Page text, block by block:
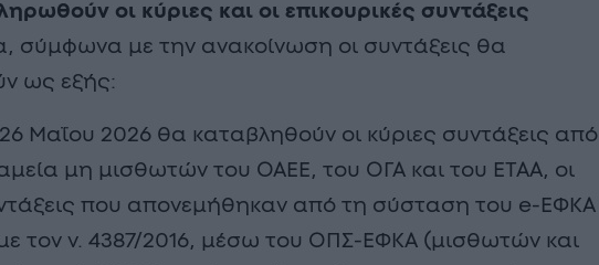
οι κύριες και οι επικουρικές συντάξεις
σύμφωνα με την ανακοίνωση οι συντάξεις θα
ως εξής:
Μαΐου 2026 θα καταβληθούν οι κύριες συντάξεις από
μη μισθωτών του ΟΑΕΕ, του ΟΓΑ και του ΕΤΑΑ, οι
που απονεμήθηκαν από τη σύσταση του e-ΕΦΚΑ
τον ν. 4387/2016, μέσω του ΟΠΣ-ΕΦΚΑ (μισθωτών και